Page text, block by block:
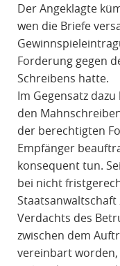
Der Angeklagte
wen die Briefe
Forderung gegen
Schreibens hatte.
Im Gegensatz
den
der berechtigten
Empfänger
konsequent tun.
bei nicht
Verdachts des
zwischen dem
vereinbart